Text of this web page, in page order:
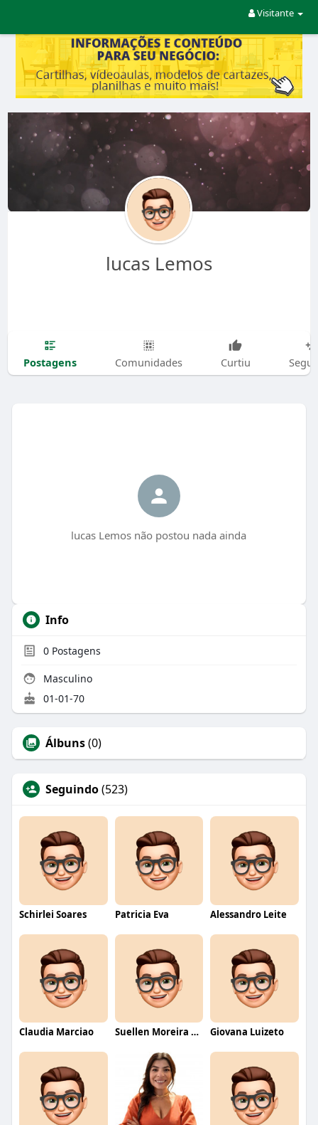
Visitante
lucas Lemos
Postagens Comunidades Curtiu
lucas Lemos não postou nada ainda
Info
0Postagens
Masculino
01-01-70
Álbuns(0)
Seguindo(523)
Schirlei Soares Patricia Eva Alessandro Leite
Claudia Marciao Suellen Moreira Parente de Oliveira Giovana Luizeto